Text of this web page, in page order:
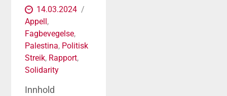
14.03.2024
Appell,
Fagbevegelse,
Palestina, Politisk
Streik, Rapport,
Solidarity
Innhold